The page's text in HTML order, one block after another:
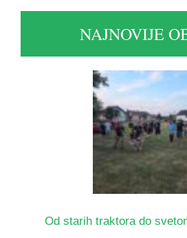
NAJNOVIJE
Od starih traktora do